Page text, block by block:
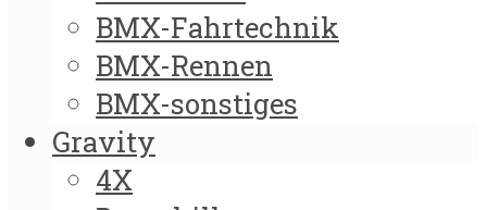
BMX-Fahrtechnik
BMX-Rennen
BMX-sonstiges
Gravity
4X